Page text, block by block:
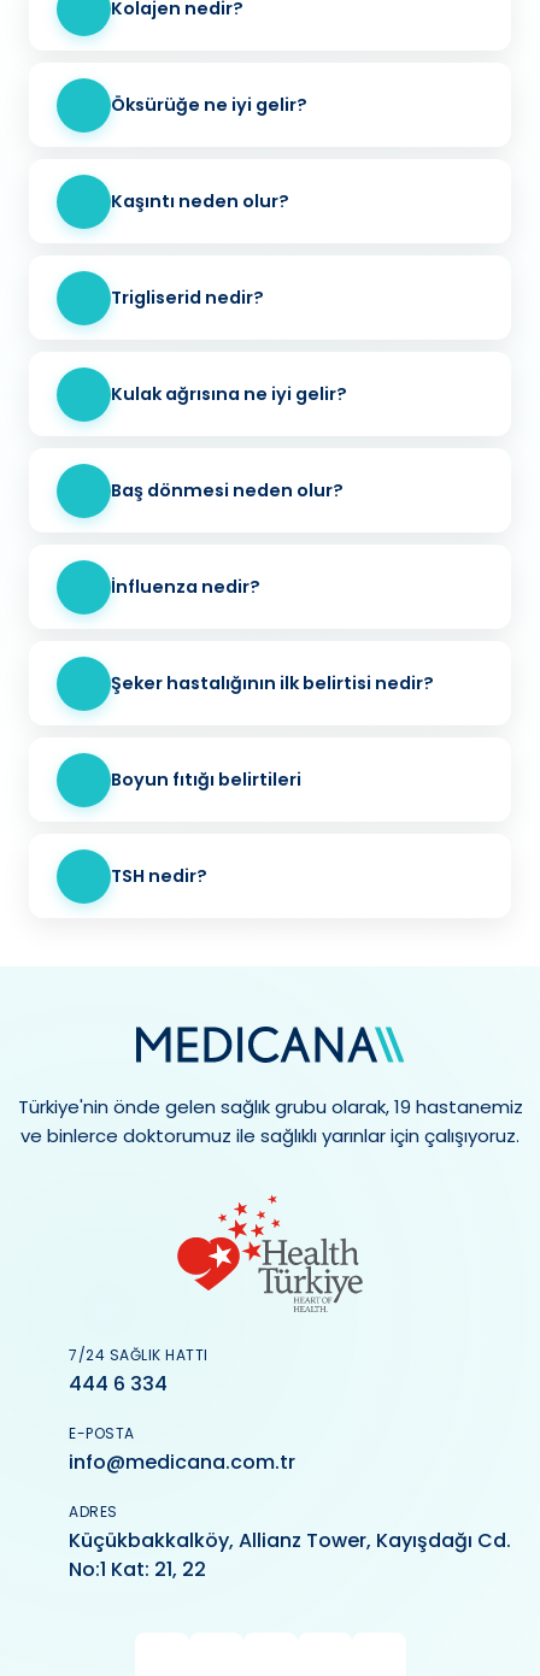
Kolajen nedir?
Öksürüğe ne iyi gelir?
Kaşıntı neden olur?
Trigliserid nedir?
Kulak ağrısına ne iyi gelir?
Baş dönmesi neden olur?
İnfluenza nedir?
Şeker hastalığının ilk belirtisi nedir?
Boyun fıtığı belirtileri
TSH nedir?
Türkiye'nin önde gelen sağlık grubu olarak, 19 hastanemiz
ve binlerce doktorumuz ile sağlıklı yarınlar için çalışıyoruz.
7/24 SAĞLIK HATTI
444 6 334
E-POSTA
info@medicana.com.tr
ADRES
Küçükbakkalköy, Allianz Tower, Kayışdağı Cd.
No:1 Kat: 21, 22